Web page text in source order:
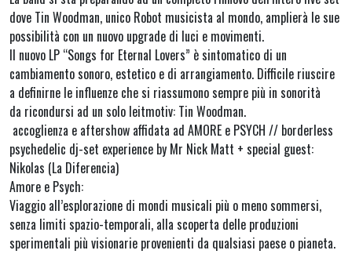
dove Tin Woodman, unico Robot musicista al mondo, amplierà le sue
possibilità con un nuovo upgrade di luci e movimenti.
Il nuovo LP “Songs for Eternal Lovers” è sintomatico di un
cambiamento sonoro, estetico e di arrangiamento. Difficile riuscire
a definirne le influenze che si riassumono sempre più in sonorità
da ricondursi ad un solo leitmotiv: Tin Woodman.
accoglienza e aftershow affidata ad AMORE e PSYCH // borderless
psychedelic dj-set experience by Mr Nick Matt + special guest:
Nikolas (La Diferencia)
Amore e Psych:
Viaggio all’esplorazione di mondi musicali più o meno sommersi,
senza limiti spazio-temporali, alla scoperta delle produzioni
sperimentali più visionarie provenienti da qualsiasi paese o pianeta.